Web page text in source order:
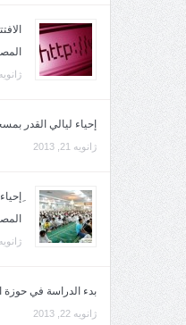
ژانویه 16, 2013
إحياء ليالي القدر
ژانویه 21, 2013
ژانویه 21, 2013
بدء الدراسة في
ژانویه 22, 2013